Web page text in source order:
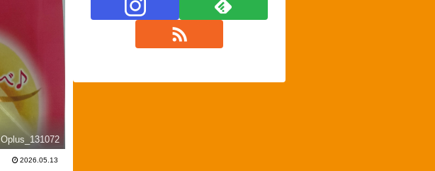
Oplus_131072
2026.05.13